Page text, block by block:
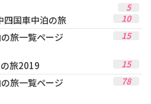
5
四国車中泊の旅 10
旅一覧ページ 15
旅2019 15
旅一覧ページ 78